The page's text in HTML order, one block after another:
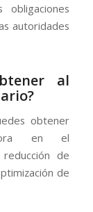
autoridades
al
obtener
en el
de
de